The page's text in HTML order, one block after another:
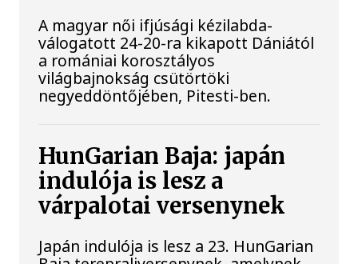
A magyar női ifjúsági kézilabda-
válogatott 24-20-ra kikapott Dániától
a romániai korosztályos
világbajnokság csütörtöki
negyeddöntőjében, Pitesti-ben.
HunGarian Baja: japán
indulója is lesz a
várpalotai versenynek
Japán indulója is lesz a 23. HunGarian